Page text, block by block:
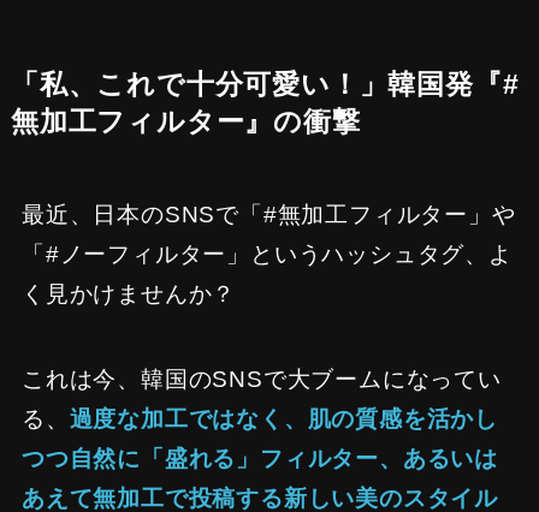
「私、これで十分可愛い！」韓国発『#
無加工フィルター』の衝撃
最近、日本のSNSで「#無加工フィルター」や
「#ノーフィルター」というハッシュタグ、よ
く見かけませんか？
これは今、韓国のSNSで大ブームになってい
る、 過度な加工ではなく、肌の質感を活かし
つつ自然に「盛れる」フィルター、あるいは
あえて無加工で投稿する新しい美のスタイル